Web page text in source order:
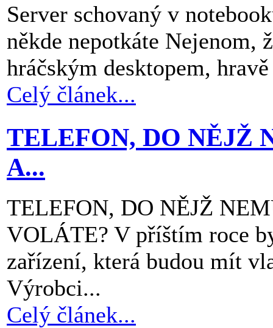
Server schovaný v
někde nepotkáte Nejenom,
hráčským desktopem,
Celý článek...
TELEFON, DO NĚJŽ
A...
TELEFON, DO NĚJŽ
VOLÁTE? V příštím roce
zařízení, která budou mít
Výrobci...
Celý článek...